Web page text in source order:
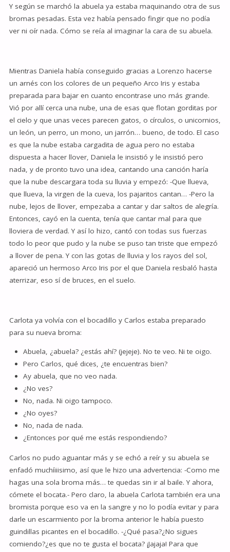
Y según se marchó la abuela ya estaba maquinando otra de sus
bromas pesadas. Esta vez había pensado fingir que no podía
ver ni oír nada. Cómo se reía al imaginar la cara de su abuela.
Mientras Daniela había conseguido gracias a Lorenzo hacerse
un arnés con los colores de un pequeño Arco Iris y estaba
preparada para bajar en cuanto encontrase uno más grande.
Vió por allí cerca una nube, una de esas que flotan gorditas por
el cielo y que unas veces parecen gatos, o círculos, o unicornios,
un león, un perro, un mono, un jarrón… bueno, de todo. El caso
es que la nube estaba cargadita de agua pero no estaba
dispuesta a hacer llover, Daniela le insistió y le insistió pero
nada, y de pronto tuvo una idea, cantando una canción haría
que la nube descargara toda su lluvia y empezó: -Que llueva,
que llueva, la virgen de la cueva, los pajaritos cantan… -Pero la
nube, lejos de llover, empezaba a cantar y dar saltos de alegría.
Entonces, cayó en la cuenta, tenía que cantar mal para que
lloviera de verdad. Y así lo hizo, cantó con todas sus fuerzas
todo lo peor que pudo y la nube se puso tan triste que empezó
a llover de pena. Y con las gotas de lluvia y los rayos del sol,
apareció un hermoso Arco Iris por el que Daniela resbaló hasta
aterrizar, eso sí de bruces, en el suelo.
Carlota ya volvía con el bocadillo y Carlos estaba preparado
para su nueva broma:
Abuela, ¿abuela? ¿estás ahí? (jejeje). No te veo. Ni te oigo.
Pero Carlos, qué dices, ¿te encuentras bien?
Ay abuela, que no veo nada.
¿No ves?
No, nada. Ni oigo tampoco.
¿No oyes?
No, nada de nada.
¿Entonces por qué me estás respondiendo?
Carlos no pudo aguantar más y se echó a reír y su abuela se
enfadó muchíiiisimo, así que le hizo una advertencia: -Como me
hagas una sola broma más… te quedas sin ir al baile. Y ahora,
cómete el bocata.- Pero claro, la abuela Carlota también era una
bromista porque eso va en la sangre y no lo podía evitar y para
darle un escarmiento por la broma anterior le había puesto
guindillas picantes en el bocadillo. -¿Qué pasa?¿No sigues
comiendo?¿es que no te gusta el bocata? ¡Jajaja! Para que